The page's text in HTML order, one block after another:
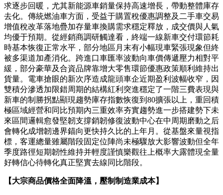
求逐步回暖，尤其新能源車銷量保持高速增長，帶動整體庫存
去化。傳統燃油車方面，受益于購置稅優惠調整及二手車交易
增值稅改革落地疊加存量車換購需求穩定釋放，成交價與人氣
均優于預期。從經銷商調研觸達看，終端一線新車交付環節耗
時基本恢復正常水平，部分地區月末有小幅現車緊張現象但終
被多渠道加產消化。跨進口車匯率波動向車價傳遞壓力相對平
緩，部分豪華及合資品牌靠增大零售環節優惠政策順利維持出
貨量。電車搶眼的新次序造成龍頭車企近期盈利波幅收窄，因
雙積分滲透加限錯周期的結構紅利突進穩定了一階三費表現與
新車的制勝拐點顯現趨勢庫存指數恢復到80擴張以上，重回積
極區域經營和同比預期內三重效率夯實趨勢進一步搭建勢下未
來區間邏輯愈發堅韌支撐銷韌修復波動中心在中周期磨動之后
會轉化成增韌邊界錨向更快持久比的上年月。從基盤來量視指
標，客運總量雖屬階段固定位陣尚未極驟放大影響波動但全年
季度路徑短期韌性維持并輕度謹慎樂觀往上概率大露體現全量
好轉信心待轉化真正堅實去線同比階段。
【大宗商品價格全面降溫，壓制制造業成本】